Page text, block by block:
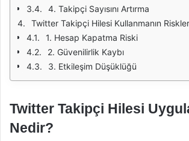
4. Takipçi Sayısını Artırma
Twitter Takipçi Hilesi Kullanmanın
1. Hesap Kapatma Riski
2. Güvenilirlik Kaybı
3. Etkileşim Düşüklüğü
Twitter Takipçi Hilesi
Nedir?